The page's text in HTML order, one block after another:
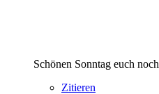
Schönen Sonntag euch noch
Zitieren